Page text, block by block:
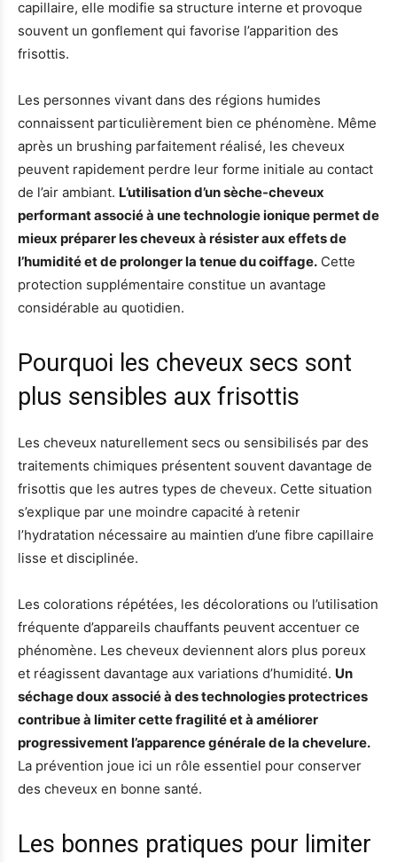
capillaire, elle modifie sa structure interne et provoque
souvent un gonflement qui favorise l’apparition des
frisottis.
Les personnes vivant dans des régions humides
connaissent particulièrement bien ce phénomène. Même
après un brushing parfaitement réalisé, les cheveux
peuvent rapidement perdre leur forme initiale au contact
de l’air ambiant. L’utilisation d’un sèche-cheveux
performant associé à une technologie ionique permet de
mieux préparer les cheveux à résister aux effets de
l’humidité et de prolonger la tenue du coiffage. Cette
protection supplémentaire constitue un avantage
considérable au quotidien.
Pourquoi les cheveux secs sont
plus sensibles aux frisottis
Les cheveux naturellement secs ou sensibilisés par des
traitements chimiques présentent souvent davantage de
frisottis que les autres types de cheveux. Cette situation
s’explique par une moindre capacité à retenir
l’hydratation nécessaire au maintien d’une fibre capillaire
lisse et disciplinée.
Les colorations répétées, les décolorations ou l’utilisation
fréquente d’appareils chauffants peuvent accentuer ce
phénomène. Les cheveux deviennent alors plus poreux
et réagissent davantage aux variations d’humidité. Un
séchage doux associé à des technologies protectrices
contribue à limiter cette fragilité et à améliorer
progressivement l’apparence générale de la chevelure.
La prévention joue ici un rôle essentiel pour conserver
des cheveux en bonne santé.
Les bonnes pratiques pour limiter